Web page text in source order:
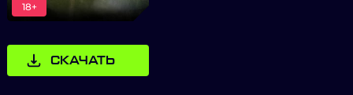
18+
СКАЧАТЬ